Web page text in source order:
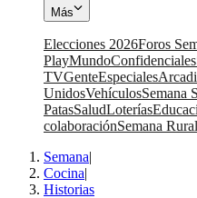
Más
Elecciones 2026Foros
PlayMundoConfidenciales
TVGenteEspeciales
UnidosVehículosSemana
PatasSaludLoterías
colaboraciónSemana Rural
Semana|
Cocina|
Historias